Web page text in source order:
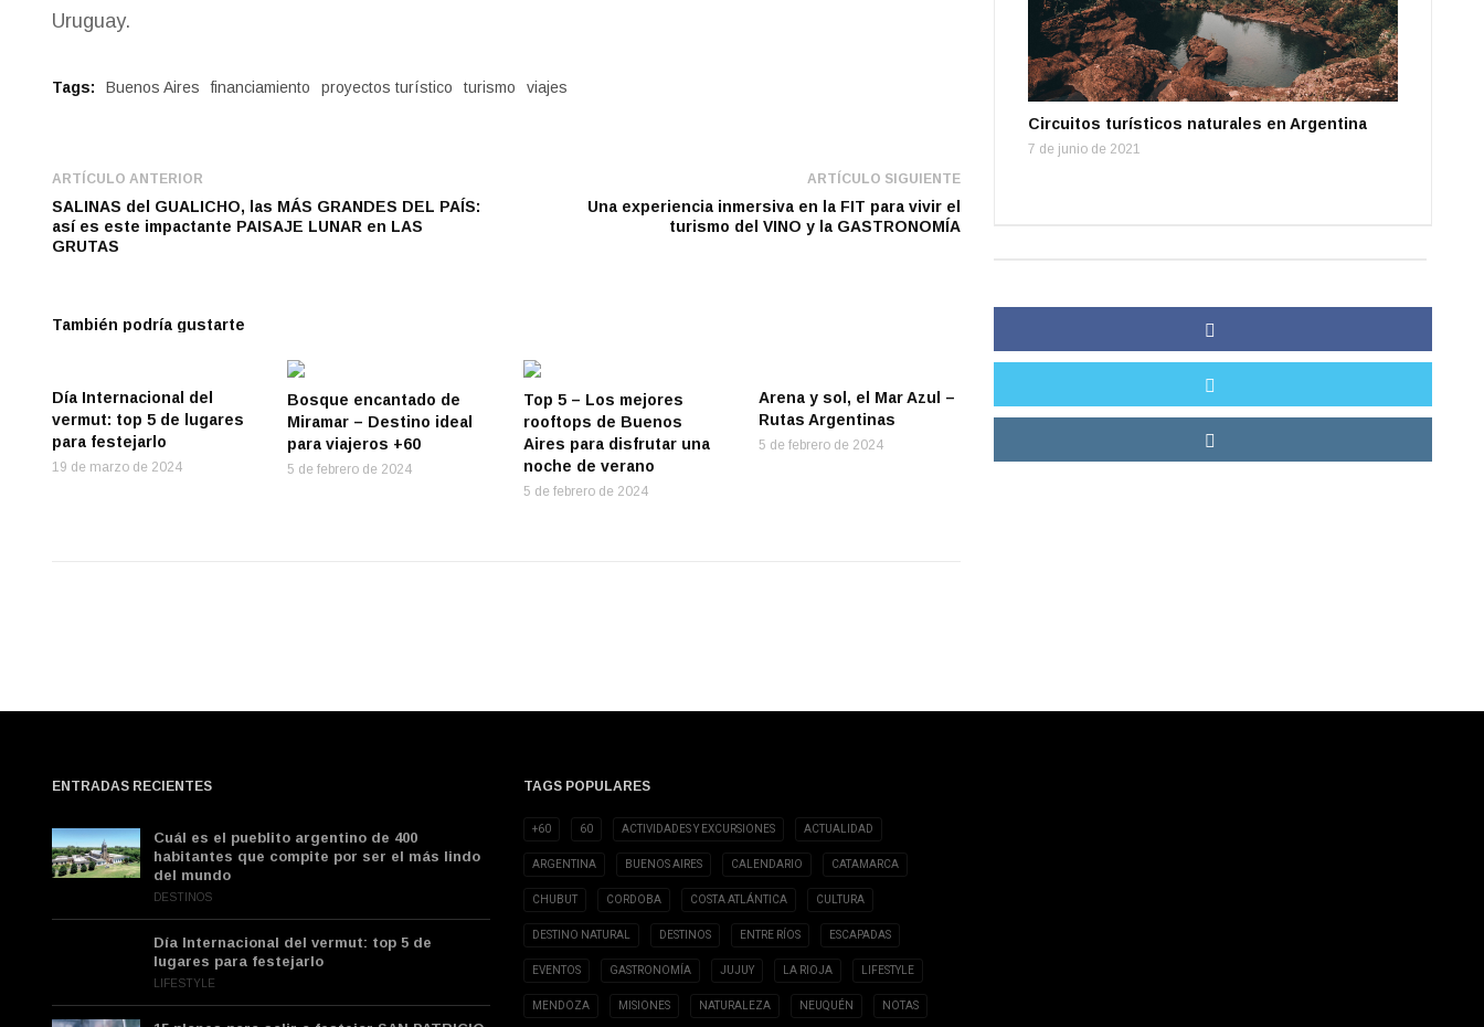
Uruguay.
Tags: Buenos Aires financiamiento proyectos turístico turismo viajes
ARTÍCULO ANTERIOR
SALINAS del GUALICHO, las MÁS GRANDES DEL PAÍS:
así es este impactante PAISAJE LUNAR en LAS
GRUTAS
ARTÍCULO SIGUIENTE
Una experiencia inmersiva en la FIT para vivir el
turismo del VINO y la GASTRONOMÍA
También podría gustarte
Día Internacional del
vermut: top 5 de lugares
para festejarlo
19 de marzo de 2024
Bosque encantado de
Miramar – Destino ideal
para viajeros +60
5 de febrero de 2024
Top 5 – Los mejores
rooftops de Buenos
Aires para disfrutar una
noche de verano
5 de febrero de 2024
Arena y sol, el Mar Azul –
Rutas Argentinas
5 de febrero de 2024
Circuitos turísticos naturales en Argentina
7 de junio de 2021
ENTRADAS RECIENTES
Cuál es el pueblito argentino de 400
habitantes que compite por ser el más lindo
del mundo
DESTINOS
Día Internacional del vermut: top 5 de
lugares para festejarlo
LIFESTYLE
TAGS POPULARES
+60 60 ACTIVIDADES Y EXCURSIONES ACTUALIDAD
ARGENTINA BUENOS AIRES CALENDARIO CATAMARCA
CHUBUT CORDOBA COSTA ATLÁNTICA CULTURA
DESTINO NATURAL DESTINOS ENTRE RÍOS ESCAPADAS
EVENTOS GASTRONOMÍA JUJUY LA RIOJA LIFESTYLE
MENDOZA MISIONES NATURALEZA NEUQUÉN NOTAS